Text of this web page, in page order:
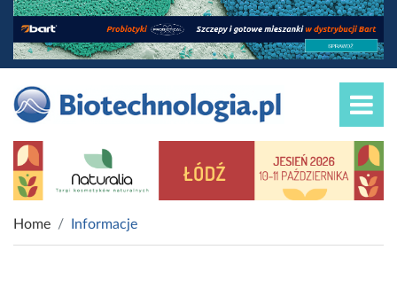
Home Informacje